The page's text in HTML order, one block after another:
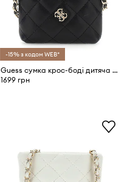
-15% з кодом WEB*
Guess сумка крос-боді дитяча зі штучної шкіри
1699 грн